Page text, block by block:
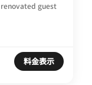
guest
料金表示